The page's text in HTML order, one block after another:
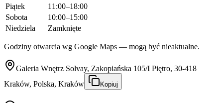
Piątek
11:00–18:00
Sobota
10:00–15:00
Niedziela
Zamknięte
Godziny otwarcia wg Google Maps — mogą być nieaktualne.
Galeria Wnętrz Solvay, Zakopiańska 105/I Piętro, 30-418
Kraków, Polska, Kraków
Kopiuj